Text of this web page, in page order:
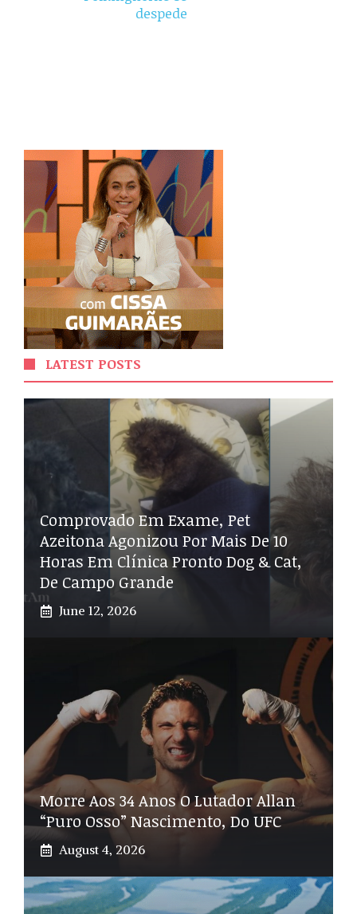
despede
LATEST POSTS
Comprovado Em Exame, Pet
Azeitona Agonizou Por Mais De 10
Horas Em Clínica Pronto Dog & Cat,
De Campo Grande
June 12, 2026
Morre Aos 34 Anos O Lutador Allan
“Puro Osso” Nascimento, Do UFC
August 4, 2026